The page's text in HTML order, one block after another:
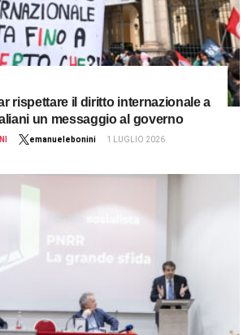
rispettare il diritto internazionale a
un messaggio al governo
emanuelebonini 1 LUGLIO 2026